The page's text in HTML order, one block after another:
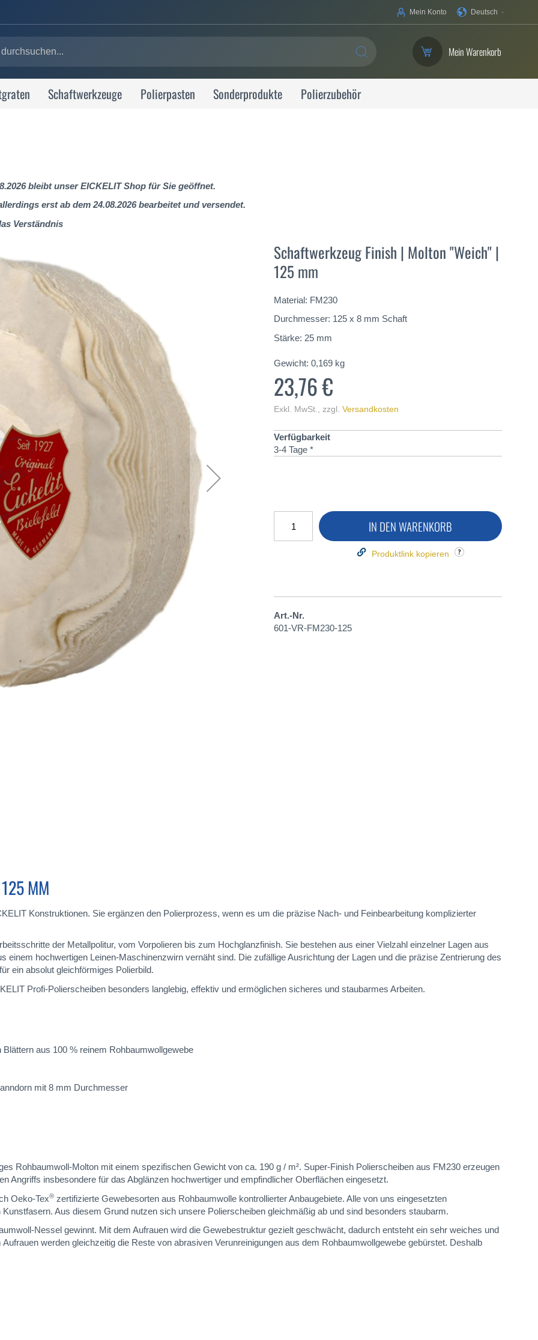
Ihre
Deutsch
Mein Konto
SUCHE Mein Warenkorb
Schaftwerkzeuge Polierpasten Sonderprodukte Polierzubehör
bleibt unser EICKELIT Shop für Sie geöffnet.
erst ab dem 24.08.2026 bearbeitet und versendet.
Verständnis
Schaftwerkzeug Finish | Molton "Weich" |
125 mm
Material: FM230
Durchmesser: 125 x 8 mm Schaft
Stärke: 25 mm
Gewicht: 0,169 kg
23,76 €
Exkl. MwSt. zzgl. Versandkosten
Verfügbarkeit
3-4 Tage *
IN DEN WARENKORB
Produktlink kopieren
Art.-Nr.
601-VR-FM230-125
MM
Konstruktionen. Sie ergänzen den Polierprozess, wenn es um die präzise Nach- und Feinbearbeitung komplizierter
der Metallpolitur, vom Vorpolieren bis zum Hochglanzfinish. Sie bestehen aus einer Vielzahl einzelner Lagen aus
einem hochwertigen Leinen-Maschinenzwirn vernäht sind. Die zufällige Ausrichtung der Lagen und die präzise Zentrierung des
ein absolut gleichförmiges Polierbild.
Profi-Polierscheiben besonders langlebig, effektiv und ermöglichen sicheres und staubarmes Arbeiten.
aus 100 % reinem Rohbaumwollgewebe
mit 8 mm Durchmesser
Rohbaumwoll-Molton mit einem spezifischen Gewicht von ca. 190 g / m². Super-Finish Polierscheiben aus FM230 erzeugen
Angriffs insbesondere für das Abglänzen hochwertiger und empfindlicher Oberflächen eingesetzt.
Oeko-Tex® zertifizierte Gewebesorten aus Rohbaumwolle kontrollierter Anbaugebiete. Alle von uns eingesetzten
Aus diesem Grund nutzen sich unsere Polierscheiben gleichmäßig ab und sind besonders staubarm.
Nessel gewinnt. Mit dem Aufrauen wird die Gewebestruktur gezielt geschwächt, dadurch entsteht ein sehr weiches und
werden gleichzeitig die Reste von abrasiven Verunreinigungen aus dem Rohbaumwollgewebe gebürstet. Deshalb